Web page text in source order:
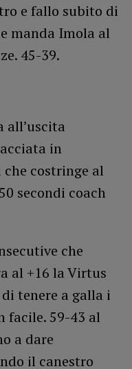
e fallo subito di
manda Imola al
45-39.
all’uscita
in
costringe al
secondi coach
che
al +16 la Virtus
tenere a galla i
facile. 59-43 al
a dare
il canestro